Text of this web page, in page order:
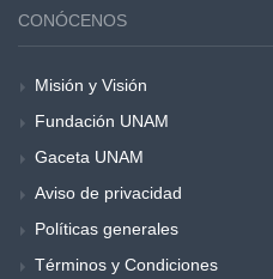
CONÓCENOS
Misión y Visión
Fundación UNAM
Gaceta UNAM
Aviso de privacidad
Políticas generales
Términos y Condiciones